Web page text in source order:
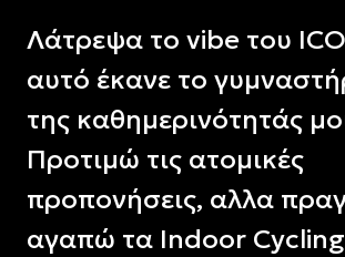
Λάτρεψα το vibe του
αυτό έκανε το
της καθημερινότητάς
Προτιμώ τις ατομικές
προπονήσεις, αλλα
αγαπώ τα Indoor